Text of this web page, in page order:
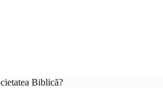
Biblică?